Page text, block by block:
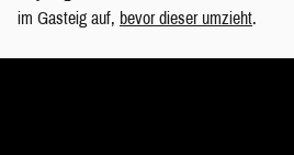
im Gasteig auf, bevor dieser umzieht.